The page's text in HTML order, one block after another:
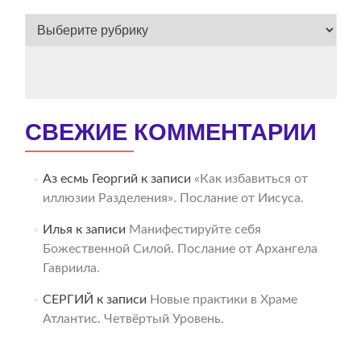
ВЕСЬ
СВЕЖИЕ КОММЕНТАРИИ
Аз есмь Георгий к записи «Как избавиться от
иллюзии Разделения». Послание от Иисуса.
Илья к записи Манифестируйте себя
Божественной Силой. Послание от Архангела
Гавриила.
СЕРГИЙ к записи Новые практики в Храме
Атлантис. Четвёртый Уровень.